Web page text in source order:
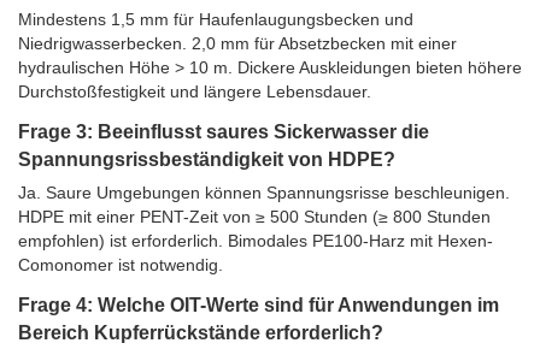
Mindestens 1,5 mm für Haufenlaugungsbecken und
Niedrigwasserbecken. 2,0 mm für Absetzbecken mit einer
hydraulischen Höhe > 10 m. Dickere Auskleidungen bieten höhere
Durchstoßfestigkeit und längere Lebensdauer.
Frage 3: Beeinflusst saures Sickerwasser die
Spannungsrissbeständigkeit von HDPE?
Ja. Saure Umgebungen können Spannungsrisse beschleunigen.
HDPE mit einer PENT-Zeit von ≥ 500 Stunden (≥ 800 Stunden
empfohlen) ist erforderlich. Bimodales PE100-Harz mit Hexen-
Comonomer ist notwendig.
Frage 4: Welche OIT-Werte sind für Anwendungen im
Bereich Kupferrückstände erforderlich?